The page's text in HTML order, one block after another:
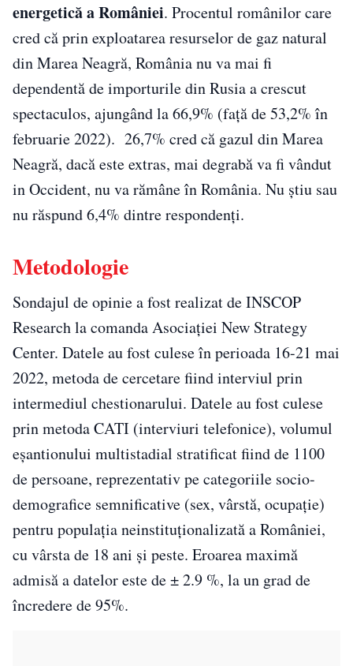
energetică a României. Procentul românilor care
cred că prin exploatarea resurselor de gaz natural
din Marea Neagră, România nu va mai fi
dependentă de importurile din Rusia a crescut
spectaculos, ajungând la 66,9% (față de 53,2% în
februarie 2022). 26,7% cred că gazul din Marea
Neagră, dacă este extras, mai degrabă va fi vândut
in Occident, nu va rămâne în România. Nu știu sau
nu răspund 6,4% dintre respondenți.
Metodologie
Sondajul de opinie a fost realizat de INSCOP
Research la comanda Asociației New Strategy
Center. Datele au fost culese în perioada 16-21 mai
2022, metoda de cercetare fiind interviul prin
intermediul chestionarului. Datele au fost culese
prin metoda CATI (interviuri telefonice), volumul
eșantionului multistadial stratificat fiind de 1100
de persoane, reprezentativ pe categoriile socio-
demografice semnificative (sex, vârstă, ocupație)
pentru populația neinstituționalizată a României,
cu vârsta de 18 ani și peste. Eroarea maximă
admisă a datelor este de ± 2.9 %, la un grad de
încredere de 95%.